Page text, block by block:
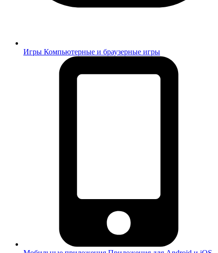
Игры Компьютерные и браузерные игры